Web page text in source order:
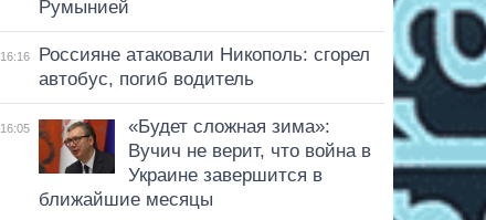
Румынией
16:16
Россияне атаковали Никополь: сгорел
автобус, погиб водитель
16:05
«Будет сложная зима»:
Вучич не верит, что война в
Украине завершится в
ближайшие месяцы